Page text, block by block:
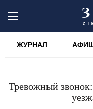
ЖУРНАЛ
Тревожный